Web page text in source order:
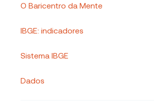
O Baricentro da Mente
IBGE: indicadores
Sistema IBGE
Dados